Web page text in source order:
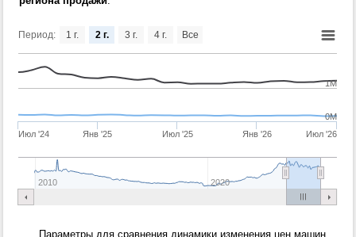
Период:
Июл '24 Янв '25 Июл '25 Янв '26 Июл '26
2010 2020
0M
1M
1 г. 2 г. 3 г. 4 г. Все
Параметры для сравнения динамики изменения цен машин